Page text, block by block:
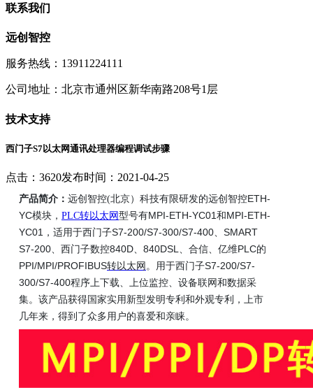
联系我们
远创智控
服务热线：13911224111
公司地址：北京市通州区新华南路208号1层
技术支持
西门子S7以太网通讯处理器编程调试步骤
点击：3620发布时间：2021-04-25
产品简介： 远创智控(北京）科技有限研发的远创智控ETH-
YC模块， PLC转以太网 型号有MPI-ETH-YC01 和 MPI-ETH-
YC01 ，适用于西门子S7-200/S7-300/S7-400、 SMART
S7-200、西门子数控840D、 840DSL 、合信、亿维PLC的
PPI/MPI/PROFIBUS转以太网 。用于西门子S7-200/S7-
300/S7-400程序上下载、上位监控、设备联网和数据采
集。该产品获得国家实用新型发明专利和外观专利，上市
几年来，得到了众多用户的喜爱和亲睐。